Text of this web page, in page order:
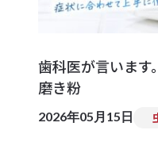
歯科医が言います
磨き粉
2026年05月15日